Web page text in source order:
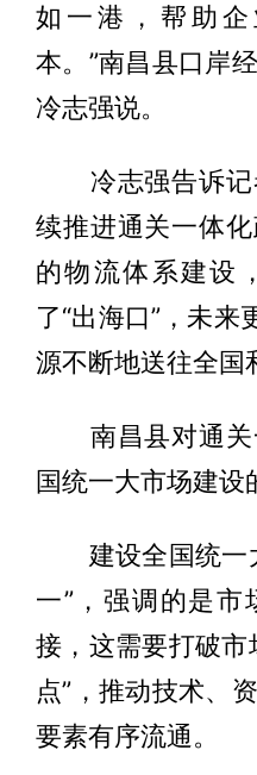
如一港，帮助
本。”南昌县口岸
冷志强说。
冷志强告诉记
续推进通关一体
的物流体系建设
了“出海口”，未来
源不断地送往全国
南昌县对通关
国统一大市场建设
建设全国统一
一”，强调的是市
接，这需要打破市
点”，推动技术、
要素有序流通。